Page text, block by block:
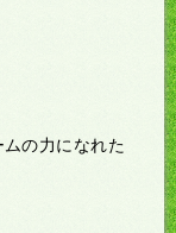
の力になれた